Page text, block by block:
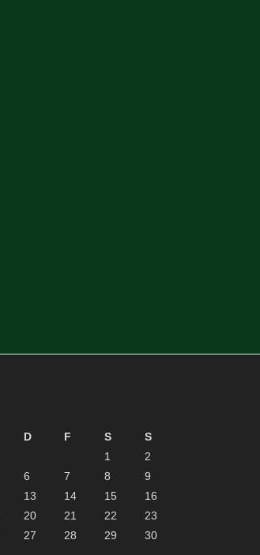
D F S
S
1
2
6 7 8
9
13 14 15
16
20 21 22
23
27 28 29
30